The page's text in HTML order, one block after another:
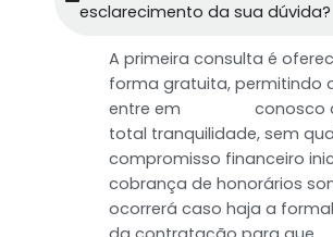
esclarecimento da sua dúvida?
A primeira consulta é
forma gratuita, permitindo
entre em
conosco
total tranquilidade, sem
compromisso financeiro
cobrança de honorários
ocorrerá caso haja a